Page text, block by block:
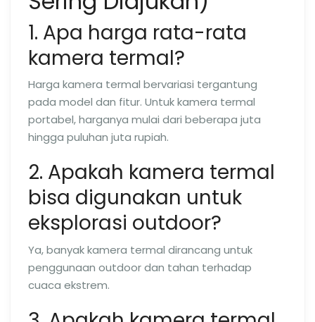
1. Apa harga rata-rata
kamera termal?
Harga kamera termal bervariasi tergantung
pada model dan fitur. Untuk kamera termal
portabel, harganya mulai dari beberapa juta
hingga puluhan juta rupiah.
2. Apakah kamera termal
bisa digunakan untuk
eksplorasi outdoor?
Ya, banyak kamera termal dirancang untuk
penggunaan outdoor dan tahan terhadap
cuaca ekstrem.